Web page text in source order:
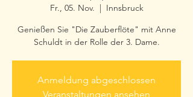
Fr., 05. Nov.
  |
Innsbruck
Genießen Sie "Die Zauberflöte" mit Anne
Schuldt in der Rolle der 3. Dame.
Anmeldung abgeschlossen
Veranstaltungen ansehen